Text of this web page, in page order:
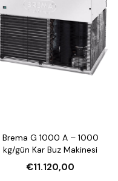
Brema G 1000 A – 1000
kg/gün Kar Buz Makinesi
€11.120,00